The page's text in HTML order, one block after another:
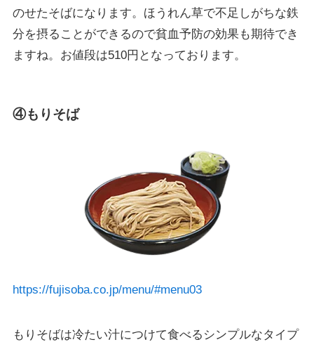
のせたそばになります。ほうれん草で不足しがちな鉄
分を摂ることができるので貧血予防の効果も期待でき
ますね。お値段は510円となっております。
④もりそば
https://fujisoba.co.jp/menu/#menu03
もりそばは冷たい汁につけて食べるシンプルなタイプ